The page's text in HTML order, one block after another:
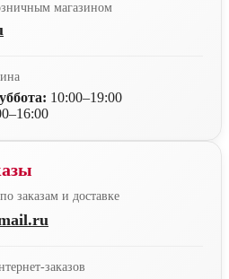
магазином
10:00–19:00
заказам и доставке
заказов